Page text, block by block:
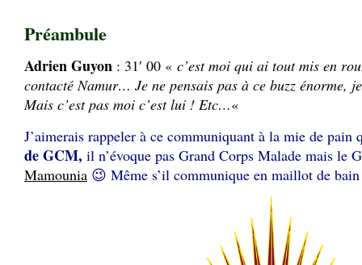
Préambule
Adrien Guyon : 31′ 00 « c’est moi qui ai tout mis en
contacté Namur… Je ne pensais pas à ce buzz énorme,
Mais c’est pas moi c’est lui ! Etc…«
J’aimerais rappeler à ce communiquant à la mie de pain
de GCM, il n’évoque pas Grand Corps Malade mais le
Mamounia 😉 Même s’il communique en maillot de